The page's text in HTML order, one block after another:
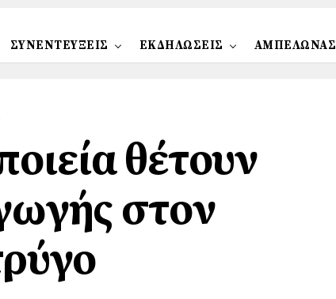
ΣΥΝΕΝΤΕΥΞΕΙΣ ΕΚΔΗΛΩΣΕΙΣ ΑΜΠΕΛΩΝΑΣ
θέτουν
στον